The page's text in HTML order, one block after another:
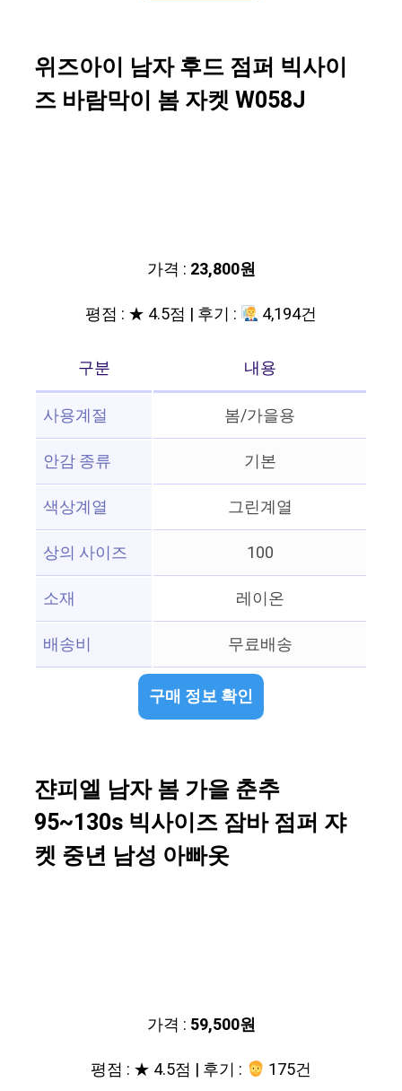
위즈아이 남자 후드 점퍼 빅사이
즈 바람막이 봄 자켓 W058J
가격 : 23,800원
평점 : ★ 4.5점 | 후기 :
4,194건
구분
내용
사용계절
봄/가을용
안감 종류
기본
색상계열
그린계열
상의 사이즈
100
소재
레이온
배송비
무료배송
구매 정보 확인
쟌피엘 남자 봄 가을 춘추
95~130s 빅사이즈 잠바 점퍼 쟈
켓 중년 남성 아빠옷
가격 : 59,500원
평점 : ★ 4.5점 | 후기 :
175건